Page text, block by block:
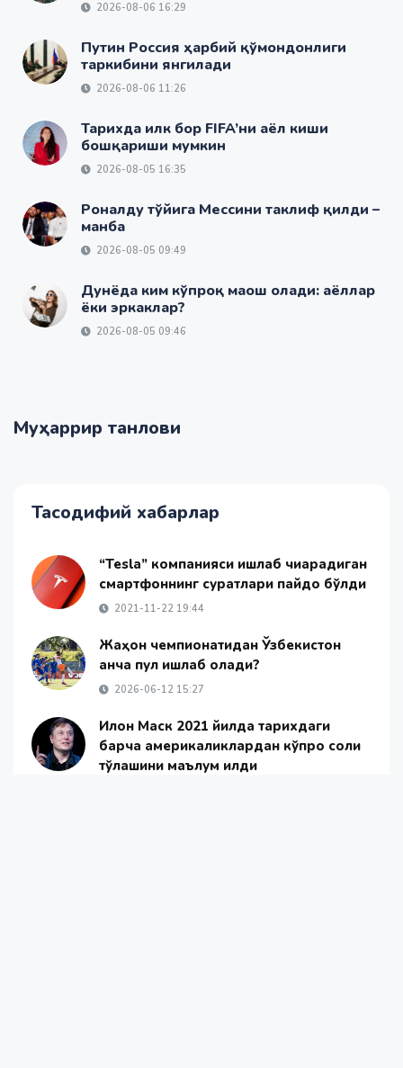
2026-08-06 16:29
Путин Россия ҳарбий қўмондонлиги
таркибини янгилади
2026-08-06 11:26
Тарихда илк бор FIFA’ни аёл киши
бошқариши мумкин
2026-08-05 16:35
Роналду тўйига Мессини таклиф қилди –
манба
2026-08-05 09:49
Дунёда ким кўпроқ маош олади: аёллар
ёки эркаклар?
2026-08-05 09:46
Муҳаррир танлови
Тасодифий хабарлар
“Tesla” компанияси ишлаб чиқарадиган
смартфоннинг суратлари пайдо бўлди
2021-11-22 19:44
Жаҳон чемпионатидан Ўзбекистон
қанча пул ишлаб олади?
2026-06-12 15:27
Илон Маск 2021 йилда тарихдаги
барча америкаликлардан кўпроқ солиқ
тўлашини маълум қилди